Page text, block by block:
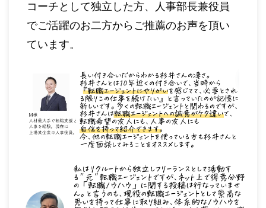
コーチとして独立した方、人事部長兼役員
でご活躍のお二方からご推薦のお声を頂い
ています。